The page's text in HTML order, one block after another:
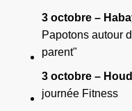
3 octobre –
Papotons autour
parent"
3 octobre –
journée Fitness